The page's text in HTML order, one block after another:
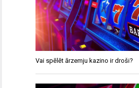
Vai spēlēt ārzemju kazino ir droši?